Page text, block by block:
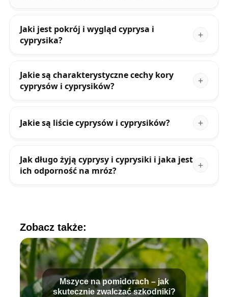
Jaki jest pokrój i wygląd cyprysa i
cyprysika?
Jakie są charakterystyczne cechy kory
cyprysów i cyprysików?
Jakie są liście cyprysów i cyprysików?
Jak długo żyją cyprysy i cyprysiki i jaka jest
ich odporność na mróz?
Zobacz także:
Mszyce na pomidorach – jak
skutecznie zwalczać szkodniki?